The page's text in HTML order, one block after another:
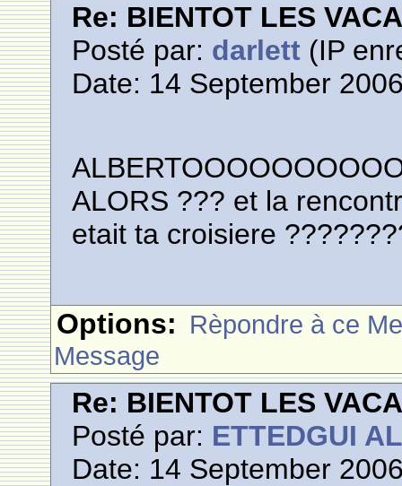
Re: BIENTOT LES
Posté par: darlett (IP
Date: 14 September
ALORS ??? et la
etait ta croisiere
Options: Rèpondre à ce
Message
Re: BIENTOT LES
Posté par: ETTEDGUI
Date: 14 September